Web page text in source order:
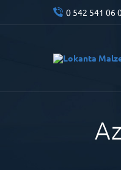
0 542 541 06